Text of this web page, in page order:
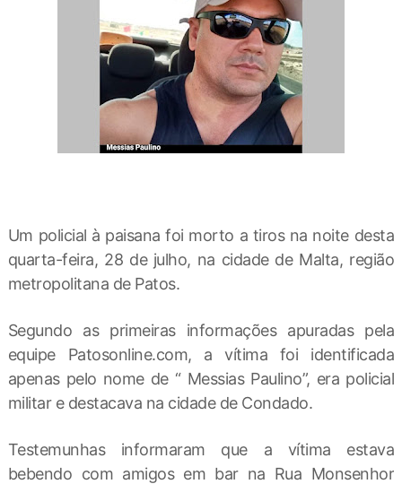
Um policial à paisana foi morto a tiros na noite desta
quarta-feira, 28 de julho, na cidade de Malta, região
metropolitana de Patos.
Segundo as primeiras informações apuradas pela
equipe Patosonline.com, a vítima foi identificada
apenas pelo nome de “ Messias Paulino”, era policial
militar e destacava na cidade de Condado.
Testemunhas informaram que a vítima estava
bebendo com amigos em bar na Rua Monsenhor